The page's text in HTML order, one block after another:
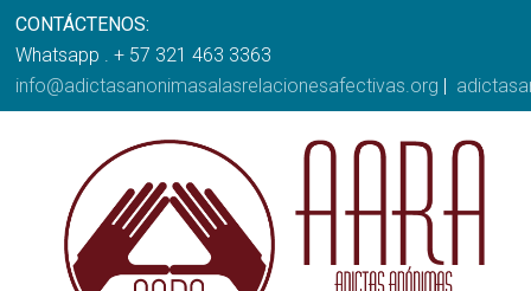
CONTÁCTENOS:
Whatsapp . + 57 321 463 3363
info@adictasanonimasalasrelacionesafectivas.org |